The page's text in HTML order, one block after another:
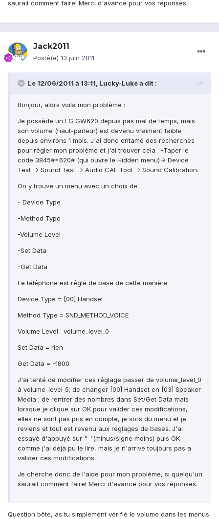
saurait comment faire! Merci d'avance pour vos réponses.
Jack2011
Posté(e) 13 juin 2011
Le 12/06/2011 à 13:11, Lucky-Luke a dit :
Bonjour, alors voila mon problème :
Je possède un LG GW620 depuis pas mal de temps, mais
son volume (haut-parleur) est devenu vraiment faible
depuis environs 1 mois. J'ai donc entamé des recherches
pour régler mon problème et j'ai trouver cela : -Taper le
code 3845#*620# (qui ouvre le Hidden menu)-> Device
Test -> Sound Test -> Audio CAL Tool -> Sound Calibration.
On y trouve un menu avec un choix de :
- Device Type
-Method Type
-Volume Level
-Set Data
-Get Data
Le téléphone est réglé de base de cette manière
Device Type = [00] Handset
Method Type = SND_METHOD_VOICE
Volume Level : volume_level_0
Set Data = rien
Get Data = -1800
J'ai tenté de modifier ces réglage passer de volume_level_0
à volume_level_5; de changer [00] Handset en [03] Speaker
Media ; de rentrer des nombres dans Set/Get Data mais
lorsque je clique sur OK pour valider ces modifications,
elles ne sont pas pris en compte, je sors du menu et je
reviens et tout est revenu aux réglages de bases. J'ai
essayé d'appuyé sur "-"(minus/signe moins) puis OK
comme j'ai déjà pu le lire, mais je n'arrive toujours pas a
valider ces modifications.
Je cherche donc de l'aide pour mon problème, si quelqu'un
saurait comment faire! Merci d'avance pour vos réponses.
Question bête, as tu simplement vérifié le volume dans les menus